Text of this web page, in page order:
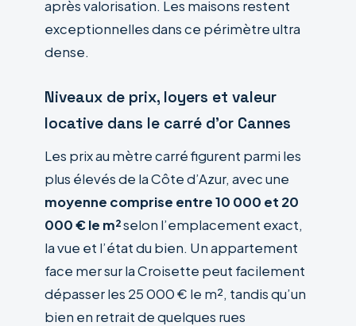
après valorisation. Les maisons restent
exceptionnelles dans ce périmètre ultra
dense.
Niveaux de prix, loyers et valeur
locative dans le carré d’or Cannes
Les prix au mètre carré figurent parmi les
plus élevés de la Côte d’Azur, avec une
moyenne comprise entre 10 000 et 20
000 € le m²selon l’emplacement exact,
la vue et l’état du bien. Un appartement
face mer sur la Croisette peut facilement
dépasser les 25 000 € le m², tandis qu’un
bien en retrait de quelques rues